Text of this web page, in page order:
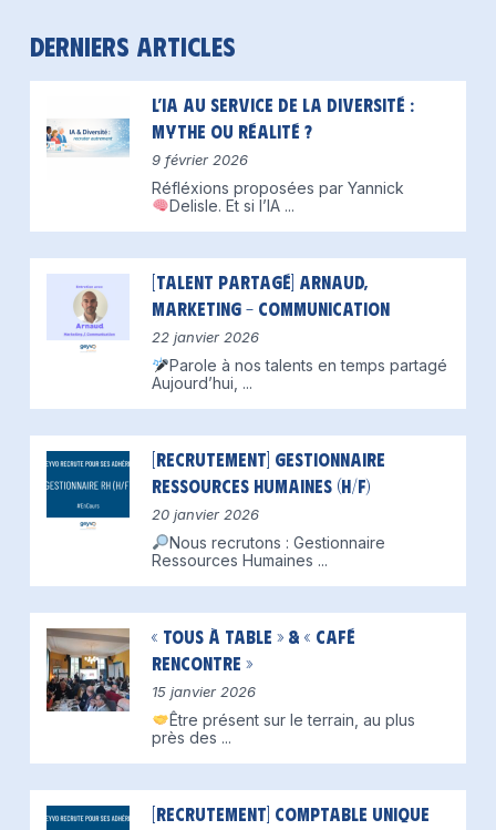
Derniers articles
L’IA au service de la diversité :
mythe ou réalité ?
9 février 2026
Réfléxions proposées par Yannick
Delisle. Et si l’IA ...
[Talent partagé] Arnaud,
Marketing – Communication
22 janvier 2026
Parole à nos talents en temps partagé
Aujourd’hui, ...
[Recrutement] Gestionnaire
Ressources Humaines (H/F)
20 janvier 2026
Nous recrutons : Gestionnaire
Ressources Humaines ...
« Tous à table » & « Café
Rencontre »
15 janvier 2026
Être présent sur le terrain, au plus
près des ...
[Recrutement] Comptable unique